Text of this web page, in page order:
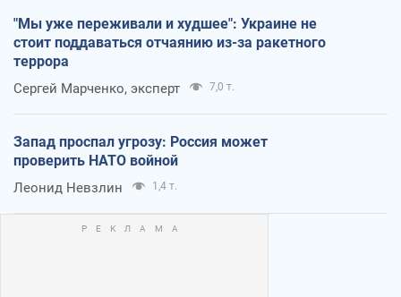
"Мы уже переживали и худшее": Украине не
стоит поддаваться отчаянию из-за ракетного
террора
Сергей Марченко, эксперт 7,0 т.
Запад проспал угрозу: Россия может
проверить НАТО войной
Леонид Невзлин 1,4 т.